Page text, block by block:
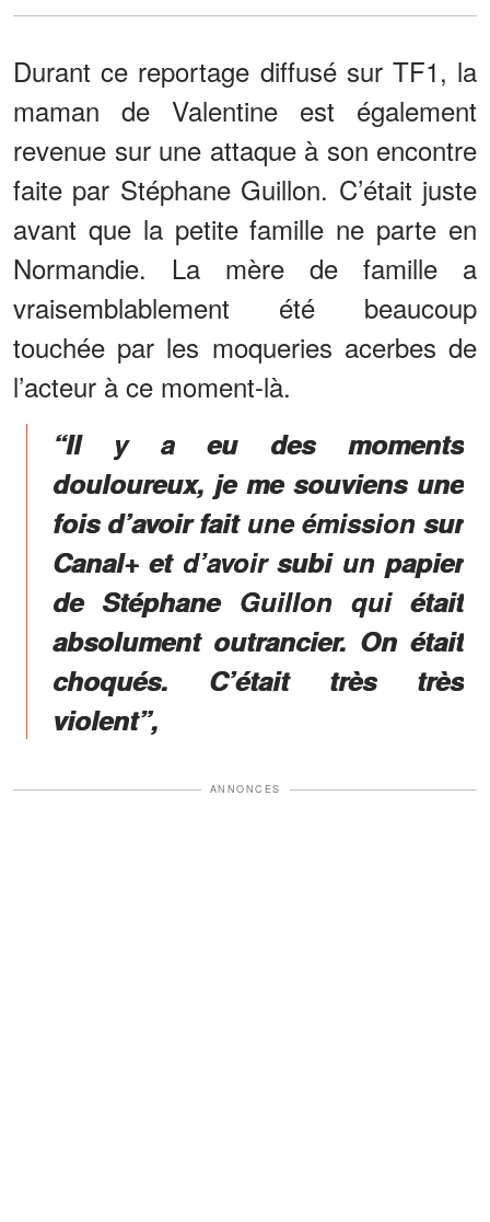
Durant ce reportage diffusé sur TF1, la
maman de Valentine est également
revenue sur une attaque à son encontre
faite par Stéphane Guillon. C’était juste
avant que la petite famille ne parte en
Normandie. La mère de famille a
vraisemblablement été beaucoup
touchée par les moqueries acerbes de
l’acteur à ce moment-là.
“Il y a eu des moments
douloureux, je me souviens une
fois d’avoir fait une émission sur
Canal+ et d’avoir subi un papier
de Stéphane Guillon qui était
absolument outrancier. On était
choqués. C’était très très
violent”,
ANNONCES